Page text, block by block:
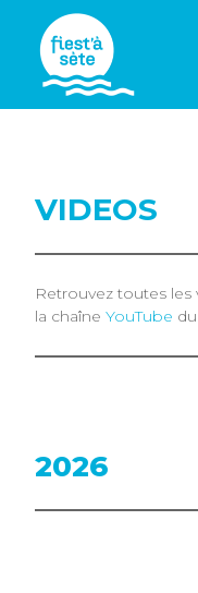
VIDEOS
Retrouvez toutes
la chaîne YouTube
2026